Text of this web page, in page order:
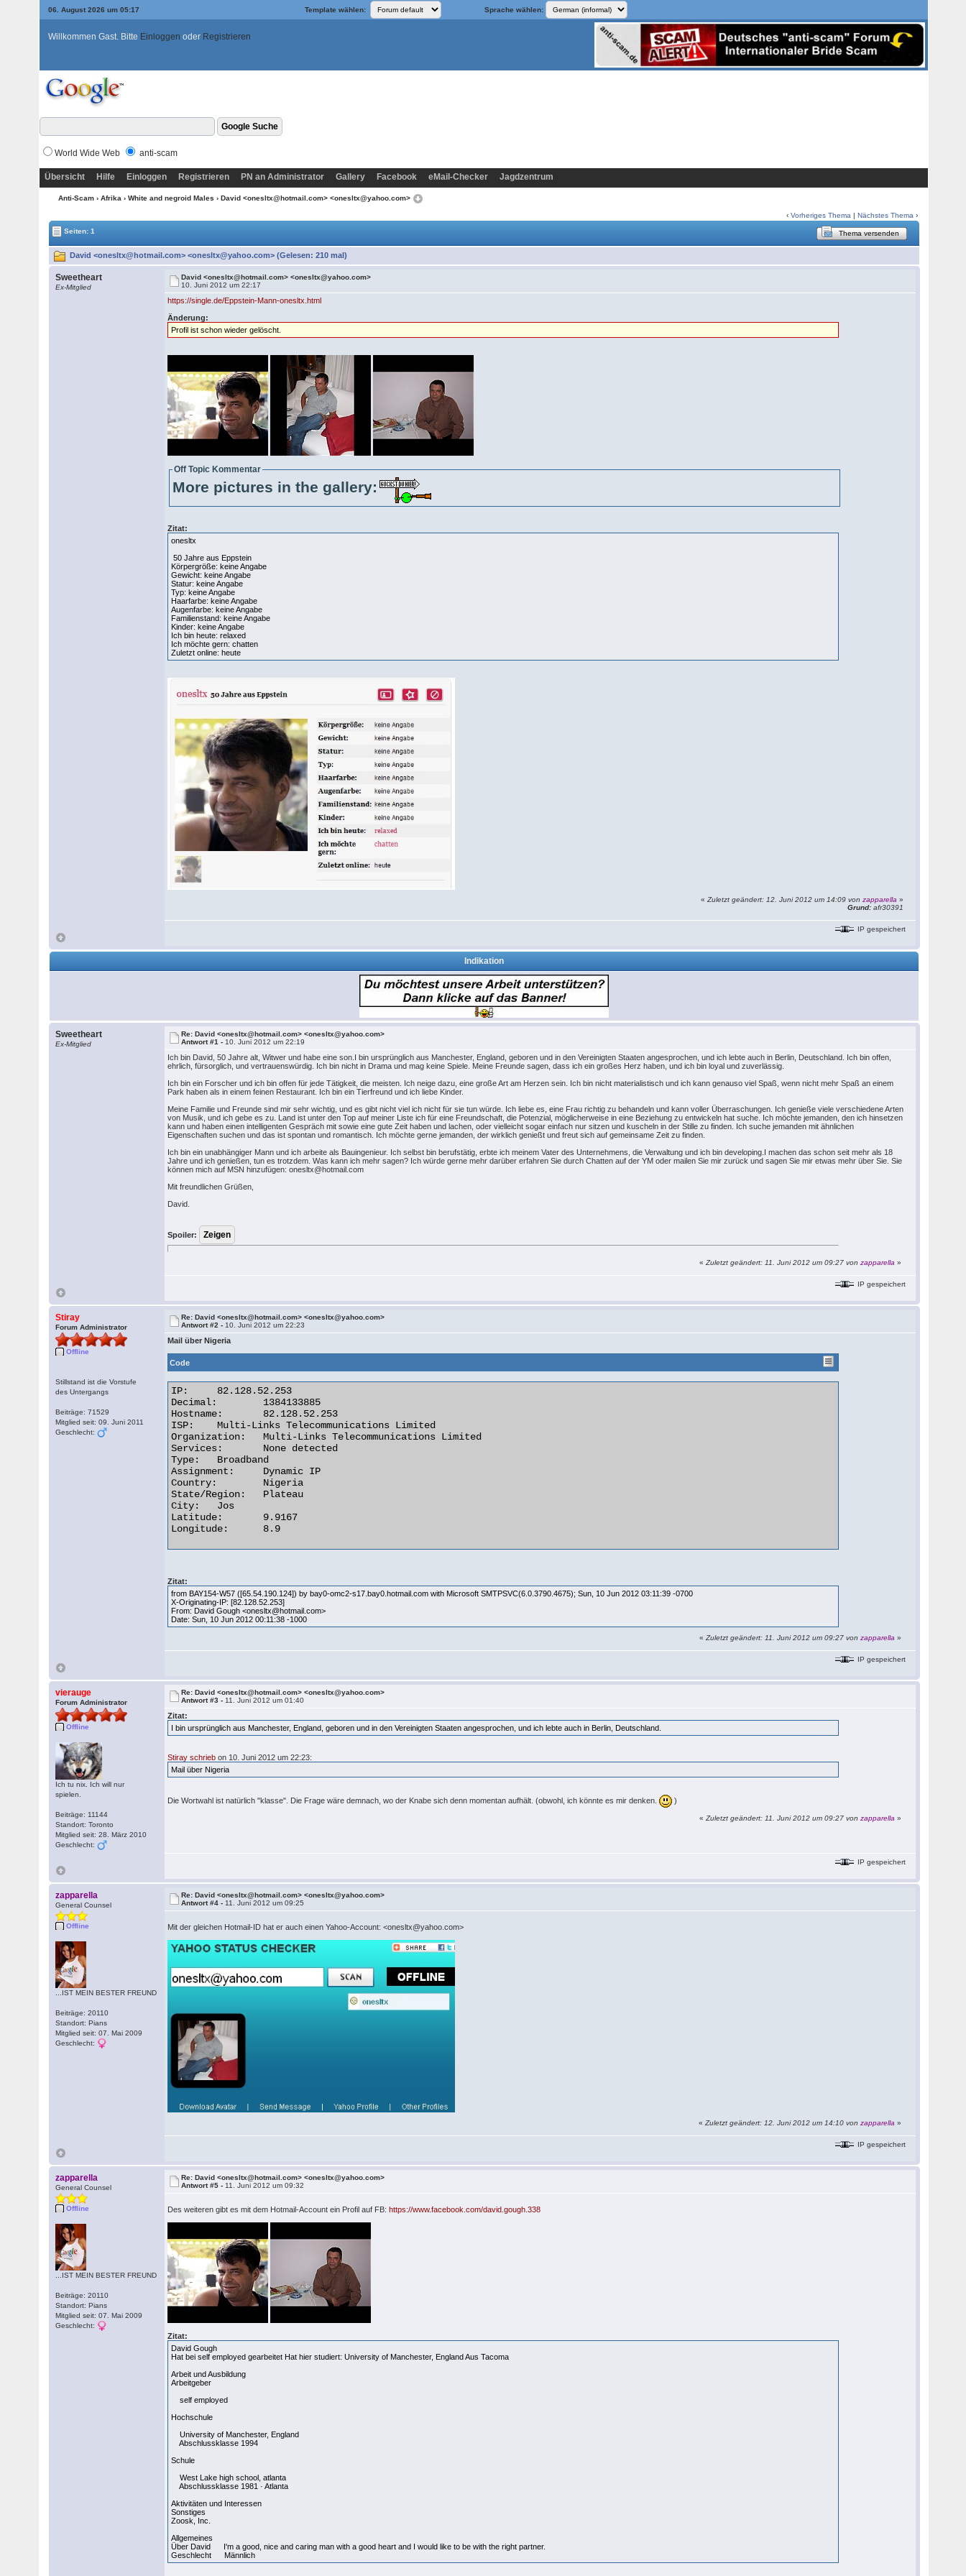
06. August 2026 um 05:17 Template wählen: Sprache wählen:
Willkommen Gast. Bitte Einloggen oder Registrieren
World Wide Web anti-scam
Übersicht Hilfe Einloggen Registrieren PN an Administrator Gallery Facebook eMail-Checker Jagdzentrum
Anti-Scam › Afrika › White and negroid Males › David <onesltx@hotmail.com> <onesltx@yahoo.com>
‹Vorheriges Thema |Nächstes Thema ›
Seiten: 1
Thema versenden
David <onesltx@hotmail.com> <onesltx@yahoo.com> (Gelesen: 210 mal)
Sweetheart
Ex-Mitglied
David <onesltx@hotmail.com> <onesltx@yahoo.com>
10. Juni 2012 um 22:17
https://single.de/Eppstein-Mann-onesltx.html
Änderung:
Profil ist schon wieder gelöscht.
Off Topic Kommentar
More pictures in the gallery:
Zitat:
onesltx
50 Jahre aus Eppstein
Körpergröße: keine Angabe
Gewicht: keine Angabe
Statur: keine Angabe
Typ: keine Angabe
Haarfarbe: keine Angabe
Augenfarbe: keine Angabe
Familienstand: keine Angabe
Kinder: keine Angabe
Ich bin heute: relaxed
Ich möchte gern: chatten
Zuletzt online: heute
«Zuletzt geändert: 12. Juni 2012 um 14:09 vonzapparella »
Grund: afr30391
IP gespeichert
Indikation
Sweetheart
Ex-Mitglied
Re: David <onesltx@hotmail.com> <onesltx@yahoo.com>
Antwort #1 - 10. Juni 2012 um 22:19
Ich bin David, 50 Jahre alt, Witwer und habe eine son.I bin ursprünglich aus Manchester, England, geboren und in den Vereinigten Staaten angesprochen, und ich lebte auch in Berlin, Deutschland. Ich bin offen,
ehrlich, fürsorglich, und vertrauenswürdig. Ich bin nicht in Drama und mag keine Spiele. Meine Freunde sagen, dass ich ein großes Herz haben, und ich bin loyal und zuverlässig.
Ich bin ein Forscher und ich bin offen für jede Tätigkeit, die meisten. Ich neige dazu, eine große Art am Herzen sein. Ich bin nicht materialistisch und ich kann genauso viel Spaß, wenn nicht mehr Spaß an einem
Park haben als in einem feinen Restaurant. Ich bin ein Tierfreund und ich liebe Kinder.
Meine Familie und Freunde sind mir sehr wichtig, und es gibt nicht viel ich nicht für sie tun würde. Ich liebe es, eine Frau richtig zu behandeln und kann voller Überraschungen. Ich genieße viele verschiedene Arten
von Musik, und ich gebe es zu. Land ist unter den Top auf meiner Liste ich für eine Freundschaft, die Potenzial, möglicherweise in eine Beziehung zu entwickeln hat suche. Ich möchte jemanden, den ich hinsetzen
kann und haben einen intelligenten Gespräch mit sowie eine gute Zeit haben und lachen, oder vielleicht sogar einfach nur sitzen und kuscheln in der Stille zu finden. Ich suche jemanden mit ähnlichen
Eigenschaften suchen und das ist spontan und romantisch. Ich möchte gerne jemanden, der wirklich genießt und freut sich auf gemeinsame Zeit zu finden.
Ich bin ein unabhängiger Mann und ich arbeite als Bauingenieur. Ich selbst bin berufstätig, erbte ich meinem Vater des Unternehmens, die Verwaltung und ich bin developing.I machen das schon seit mehr als 18
Jahre und ich genießen, tun es trotzdem. Was kann ich mehr sagen? Ich würde gerne mehr darüber erfahren Sie durch Chatten auf der YM oder mailen Sie mir zurück und sagen Sie mir etwas mehr über Sie. Sie
können mich auf MSN hinzufügen: onesltx@hotmail.com
Mit freundlichen Grüßen,
David.
Spoiler:
«Zuletzt geändert: 11. Juni 2012 um 09:27 vonzapparella »
IP gespeichert
Stiray
Forum Administrator
Offline
Stillstand ist die Vorstufe
des Untergangs
Beiträge: 71529
Mitglied seit: 09. Juni 2011
Geschlecht:
Re: David <onesltx@hotmail.com> <onesltx@yahoo.com>
Antwort #2 - 10. Juni 2012 um 22:23
Mail über Nigeria
Code
IP:	82.128.52.253
Decimal:	1384133885
Hostname:	82.128.52.253
ISP:	Multi-Links Telecommunications Limited
Organization:	Multi-Links Telecommunications Limited
Services:	None detected
Type:	Broadband
Assignment:	Dynamic IP
Country:	Nigeria
State/Region:	Plateau
City:	Jos
Latitude:	9.9167
Longitude:	8.9
Zitat:
from BAY154-W57 ([65.54.190.124]) by bay0-omc2-s17.bay0.hotmail.com with Microsoft SMTPSVC(6.0.3790.4675); Sun, 10 Jun 2012 03:11:39 -0700
X-Originating-IP: [82.128.52.253]
From: David Gough <onesltx@hotmail.com>
Date: Sun, 10 Jun 2012 00:11:38 -1000
«Zuletzt geändert: 11. Juni 2012 um 09:27 vonzapparella »
IP gespeichert
vierauge
Forum Administrator
Offline
Ich tu nix. Ich will nur
spielen.
Beiträge: 11144
Standort: Toronto
Mitglied seit: 28. März 2010
Geschlecht:
Re: David <onesltx@hotmail.com> <onesltx@yahoo.com>
Antwort #3 - 11. Juni 2012 um 01:40
Zitat:
I bin ursprünglich aus Manchester, England, geboren und in den Vereinigten Staaten angesprochen, und ich lebte auch in Berlin, Deutschland.
Stiray schrieb on 10. Juni 2012 um 22:23:
Mail über Nigeria
Die Wortwahl ist natürlich "klasse". Die Frage wäre demnach, wo der Knabe sich denn momentan aufhält. (obwohl, ich könnte es mir denken. )
«Zuletzt geändert: 11. Juni 2012 um 09:27 vonzapparella »
IP gespeichert
zapparella
General Counsel
Offline
...IST MEIN BESTER FREUND
Beiträge: 20110
Standort: Pians
Mitglied seit: 07. Mai 2009
Geschlecht:
Re: David <onesltx@hotmail.com> <onesltx@yahoo.com>
Antwort #4 - 11. Juni 2012 um 09:25
Mit der gleichen Hotmail-ID hat er auch einen Yahoo-Account: <onesltx@yahoo.com>
«Zuletzt geändert: 12. Juni 2012 um 14:10 vonzapparella »
IP gespeichert
zapparella
General Counsel
Offline
...IST MEIN BESTER FREUND
Beiträge: 20110
Standort: Pians
Mitglied seit: 07. Mai 2009
Geschlecht:
Re: David <onesltx@hotmail.com> <onesltx@yahoo.com>
Antwort #5 - 11. Juni 2012 um 09:32
Des weiteren gibt es mit dem Hotmail-Account ein Profil auf FB:https://www.facebook.com/david.gough.338
Zitat:
David Gough
Hat bei self employed gearbeitet Hat hier studiert: University of Manchester, England Aus Tacoma
Arbeit und Ausbildung
Arbeitgeber
self employed
Hochschule
University of Manchester, England
Abschlussklasse 1994
Schule
West Lake high school, atlanta
Abschlussklasse 1981 · Atlanta
Aktivitäten und Interessen
Sonstiges
Zoosk, Inc.
Allgemeines
Über David I'm a good, nice and caring man with a good heart and I would like to be with the right partner.
Geschlecht Männlich